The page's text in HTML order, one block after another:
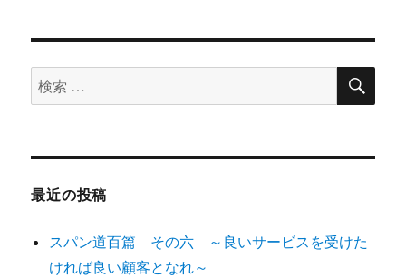
検
索
象:
検
最近の投稿
スパン道百篇 その六 ～良いサービスを受けた
ければ良い顧客となれ～